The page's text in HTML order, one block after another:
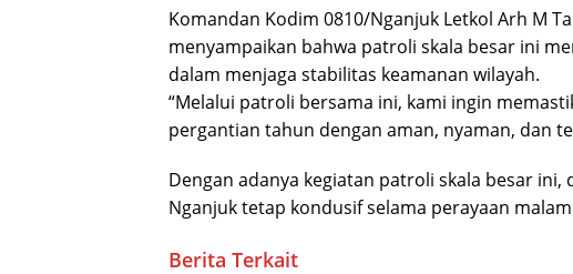
Komandan Kodim 0810/Nganjuk Letkol Arh M
menyampaikan bahwa patroli skala besar ini
dalam menjaga stabilitas keamanan wilayah.
“Melalui patroli bersama ini, kami ingin
pergantian tahun dengan aman, nyaman, dan
Dengan adanya kegiatan patroli skala besar
Nganjuk tetap kondusif selama perayaan
Berita Terkait